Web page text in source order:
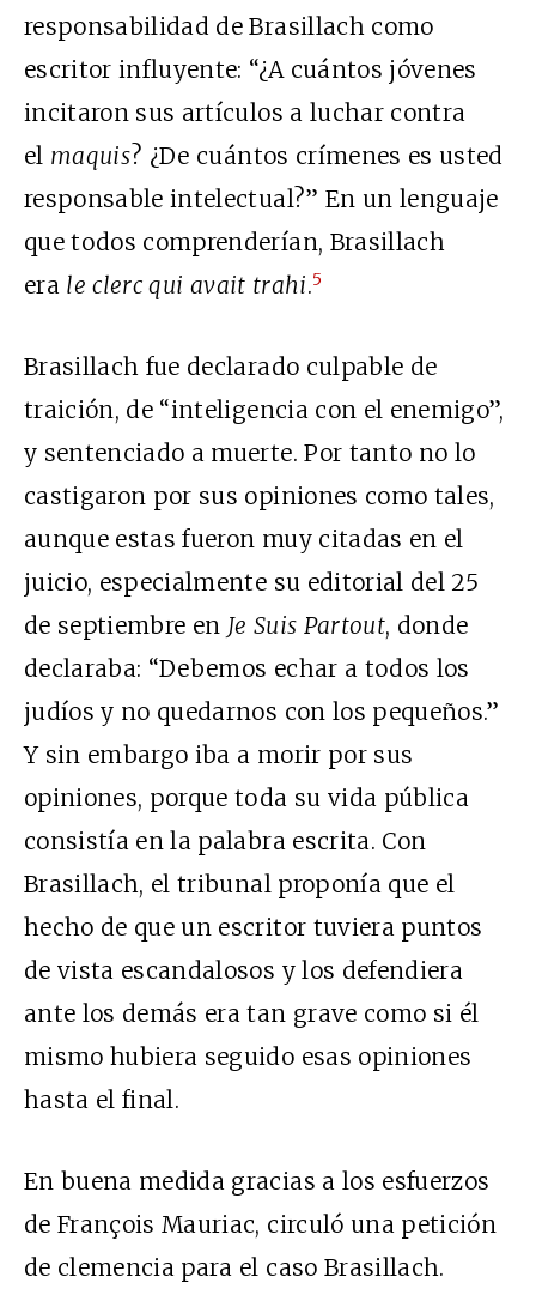
responsabilidad de Brasillach como
escritor influyente: “¿A cuántos jóvenes
incitaron sus artículos a luchar contra
el maquis? ¿De cuántos crímenes es usted
responsable intelectual?” En un lenguaje
que todos comprenderían, Brasillach
era le clerc qui avait trahi.5
Brasillach fue declarado culpable de
traición, de “inteligencia con el enemigo”,
y sentenciado a muerte. Por tanto no lo
castigaron por sus opiniones como tales,
aunque estas fueron muy citadas en el
juicio, especialmente su editorial del 25
de septiembre en Je Suis Partout, donde
declaraba: “Debemos echar a todos los
judíos y no quedarnos con los pequeños.”
Y sin embargo iba a morir por sus
opiniones, porque toda su vida pública
consistía en la palabra escrita. Con
Brasillach, el tribunal proponía que el
hecho de que un escritor tuviera puntos
de vista escandalosos y los defendiera
ante los demás era tan grave como si él
mismo hubiera seguido esas opiniones
hasta el final.
En buena medida gracias a los esfuerzos
de François Mauriac, circuló una petición
de clemencia para el caso Brasillach.